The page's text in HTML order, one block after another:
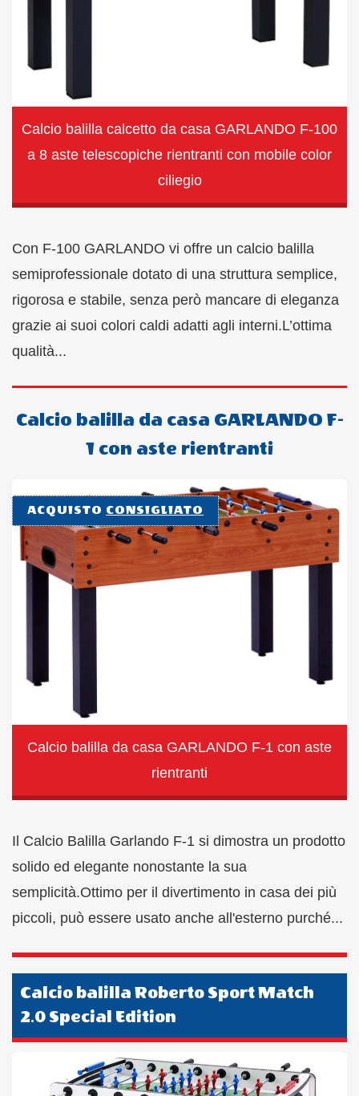
Calcio balilla calcetto da casa GARLANDO F-100
a 8 aste telescopiche rientranti con mobile color
ciliegio
Con F-100 GARLANDO vi offre un calcio balilla
semiprofessionale dotato di una struttura semplice,
rigorosa e stabile, senza però mancare di eleganza
grazie ai suoi colori caldi adatti agli interni.L’ottima
qualità...
Calcio balilla da casa GARLANDO F-
1 con aste rientranti
ACQUISTO CONSIGLIATO
Calcio balilla da casa GARLANDO F-1 con aste
rientranti
Il Calcio Balilla Garlando F-1 si dimostra un prodotto
solido ed elegante nonostante la sua
semplicità.Ottimo per il divertimento in casa dei più
piccoli, può essere usato anche all'esterno purché...
Calcio balilla Roberto Sport Match
2.0 Special Edition